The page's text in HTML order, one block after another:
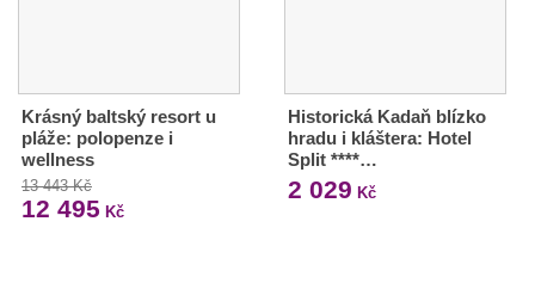
Krásný baltský resort u
pláže: polopenze i
wellness
13 443 Kč
12 495 Kč
Historická Kadaň blízko
hradu i kláštera: Hotel
Split ****…
2 029 Kč